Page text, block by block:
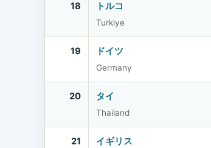
18 トルコ
Turkiye
19 ドイツ
Germany
20 タイ
Thailand
21 イギリス